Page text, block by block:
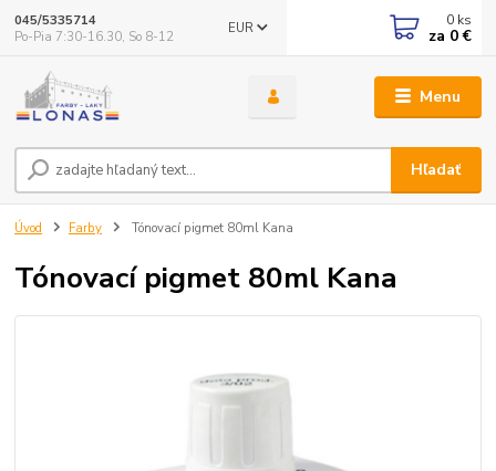
Menu
EUR
Hľadať
045/5335714
Po-Pia 7:30-16.30, So 8-12
0 ks
za 0 €
Úvod Farby Tónovací pigmet 80ml Kana
Tónovací pigmet 80ml Kana